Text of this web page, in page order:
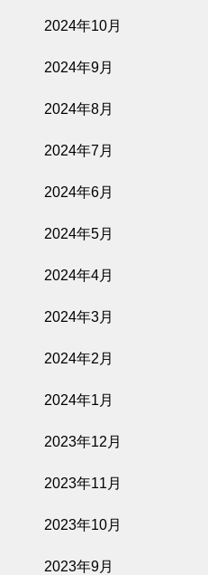
2024年10月
2024年9月
2024年8月
2024年7月
2024年6月
2024年5月
2024年4月
2024年3月
2024年2月
2024年1月
2023年12月
2023年11月
2023年10月
2023年9月